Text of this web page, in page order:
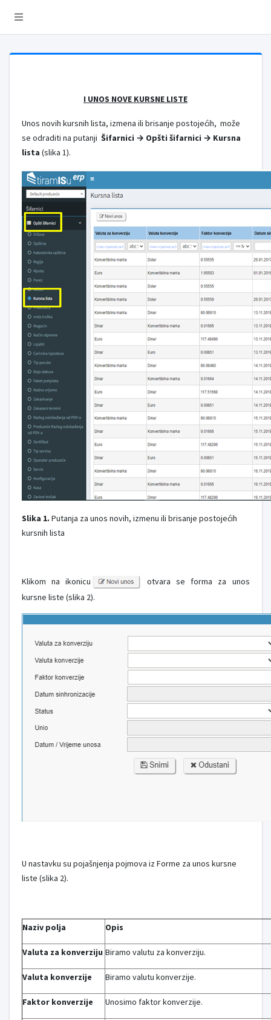
I UNOS NOVE KURSNE LISTE
Unos novih kursnih lista, izmena ili brisanje postojećih, može
se odraditi na putanji Šifarnici → Opšti šifarnici → Kursna
lista (slika 1).
Slika 1. Putanja za unos novih, izmenu ili brisanje postojećih
kursnih lista
Klikom na ikonicu
otvara se forma za unos
kursne liste (slika 2).
U nastavku su pojašnjenja pojmova iz Forme za unos kursne
liste (slika 2).
Naziv polja Opis
Valuta za konverziju Biramo valutu za konverziju.
Valuta konverzije Biramo valutu konverzije.
Faktor konverzije Unosimo faktor konverzije.